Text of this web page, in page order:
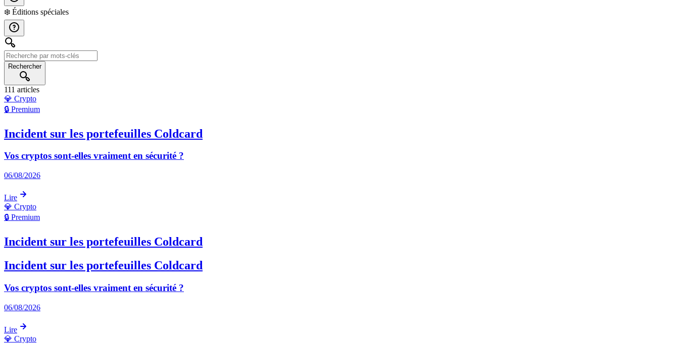
❄️ Éditions spéciales
Rechercher
111 articles
💎 Crypto
🔒 Premium
Incident sur les portefeuilles Coldcard
Vos cryptos sont-elles vraiment en sécurité ?
06/08/2026
Lire
💎 Crypto
🔒 Premium
Incident sur les portefeuilles Coldcard
Incident sur les portefeuilles Coldcard
Vos cryptos sont-elles vraiment en sécurité ?
06/08/2026
Lire
💎 Crypto